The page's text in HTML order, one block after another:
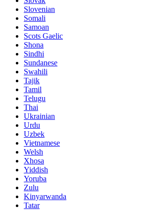
Slovenian
Somali
Samoan
Scots Gaelic
Shona
Sindhi
Sundanese
Swahili
Tajik
Tamil
Telugu
Thai
Ukrainian
Urdu
Uzbek
Vietnamese
Welsh
Xhosa
Yiddish
Yoruba
Zulu
Kinyarwanda
Tatar